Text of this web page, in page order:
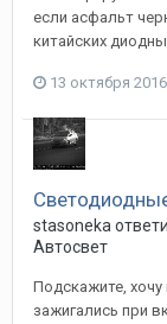
если асфальт
китайских
13 октября 2016
stasoneka
Автосвет
Подскажите,
зажигались при